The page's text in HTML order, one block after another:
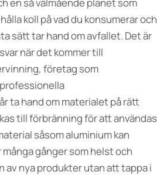
koll på vad du konsumerar och
sätt tar hand om avfallet. Det är
när det kommer till
företag som
ta hand om materialet på rätt
till förbränning för att användas
såsom aluminium kan
gånger som helst och
av nya produkter utan att tappa i